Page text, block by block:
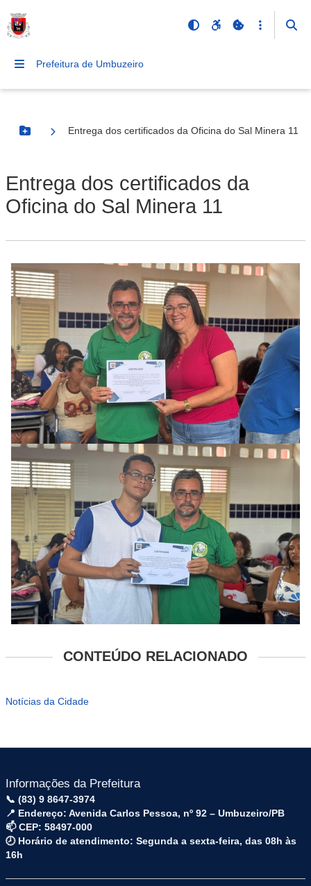
Prefeitura de Umbuzeiro
Botão Menu
Entrega dos certificados da Oficina do Sal Minera 11
Entrega dos certificados da
Oficina do Sal Minera 11
CONTEÚDO RELACIONADO
Notícias da Cidade
Informações da Prefeitura
📞 (83) 9 8647-3974
📍 Endereço: Avenida Carlos Pessoa, nº 92 – Umbuzeiro/PB
📫 CEP: 58497-000
🕗 Horário de atendimento: Segunda a sexta-feira, das 08h às
16h